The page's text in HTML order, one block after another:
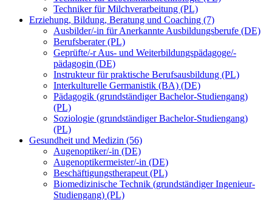
Techniker für Milchverarbeitung (PL)
Erziehung, Bildung, Beratung und Coaching (7)
Ausbilder/-in für Anerkannte Ausbildungsberufe (DE)
Berufsberater (PL)
Geprüfte/-r Aus- und Weiterbildungspädagoge/-
pädagogin (DE)
Instrukteur für praktische Berufsausbildung (PL)
Interkulturelle Germanistik (BA) (DE)
Pädagogik (grundständiger Bachelor-Studiengang)
(PL)
Soziologie (grundständiger Bachelor-Studiengang)
(PL)
Gesundheit und Medizin (56)
Augenoptiker/-in (DE)
Augenoptikermeister/-in (DE)
Beschäftigungstherapeut (PL)
Biomedizinische Technik (grundständiger Ingenieur-
Studiengang) (PL)